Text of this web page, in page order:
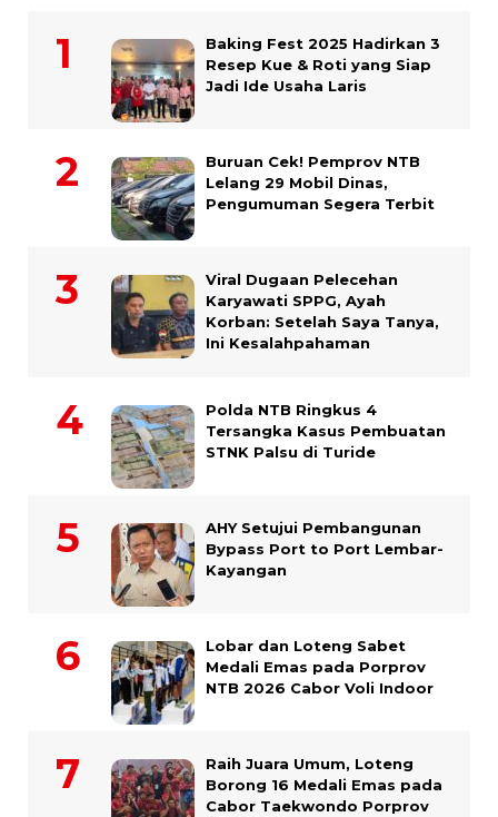
Baking Fest 2025 Hadirkan 3
Resep Kue & Roti yang Siap
Jadi Ide Usaha Laris
Buruan Cek! Pemprov NTB
Lelang 29 Mobil Dinas,
Pengumuman Segera Terbit
Viral Dugaan Pelecehan
Karyawati SPPG, Ayah
Korban: Setelah Saya Tanya,
Ini Kesalahpahaman
Polda NTB Ringkus 4
Tersangka Kasus Pembuatan
STNK Palsu di Turide
AHY Setujui Pembangunan
Bypass Port to Port Lembar-
Kayangan
Lobar dan Loteng Sabet
Medali Emas pada Porprov
NTB 2026 Cabor Voli Indoor
Raih Juara Umum, Loteng
Borong 16 Medali Emas pada
Cabor Taekwondo Porprov